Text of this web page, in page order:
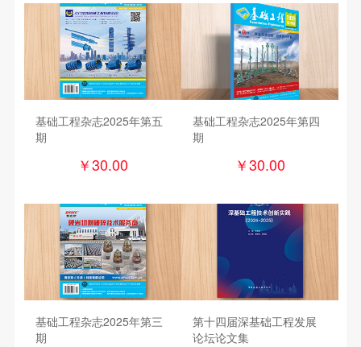
基础工程杂志2025年第五
期
￥30.00
基础工程杂志2025年第四
期
￥30.00
基础工程杂志2025年第三
期
第十四届深基础工程发展
论坛论文集